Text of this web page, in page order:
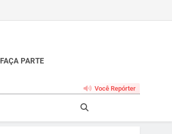
FAÇA PARTE
Você Repórter